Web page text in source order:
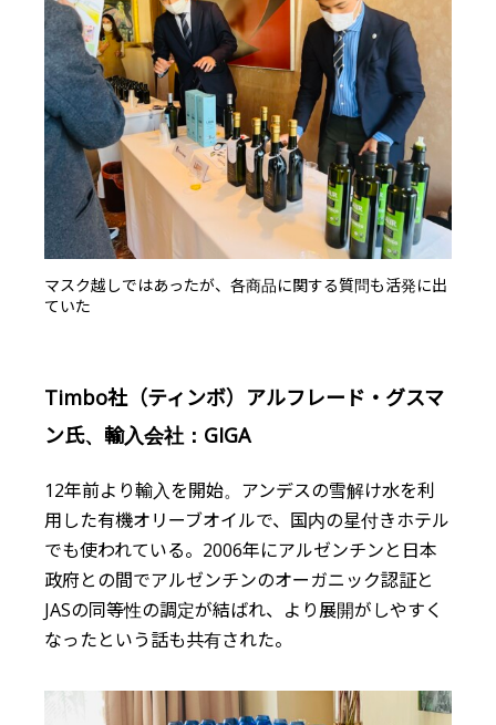
マスク越しではあったが、各商品に関する質問も活発に出
ていた
Timbo社（ティンボ）アルフレード・グスマ
ン氏、輸入会社：GIGA
12年前より輸入を開始。アンデスの雪解け水を利
用した有機オリーブオイルで、国内の星付きホテル
でも使われている。2006年にアルゼンチンと日本
政府との間でアルゼンチンのオーガニック認証と
JASの同等性の調定が結ばれ、より展開がしやすく
なったという話も共有された。